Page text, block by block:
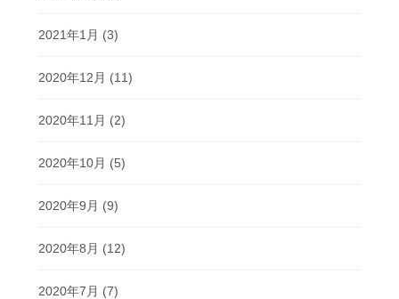
2021年1月 (3)
2020年12月 (11)
2020年11月 (2)
2020年10月 (5)
2020年9月 (9)
2020年8月 (12)
2020年7月 (7)